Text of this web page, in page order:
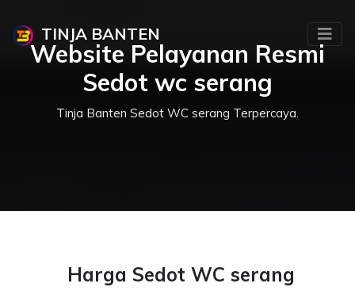
TINJA BANTEN
Website Pelayanan Resmi
Sedot wc serang
Tinja Banten Sedot WC serang Terpercaya.
Harga Sedot WC serang